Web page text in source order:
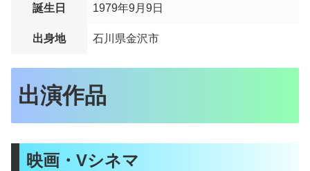
誕生日 1979年9月9日
出身地 石川県金沢市
出演作品
映画・Vシネマ